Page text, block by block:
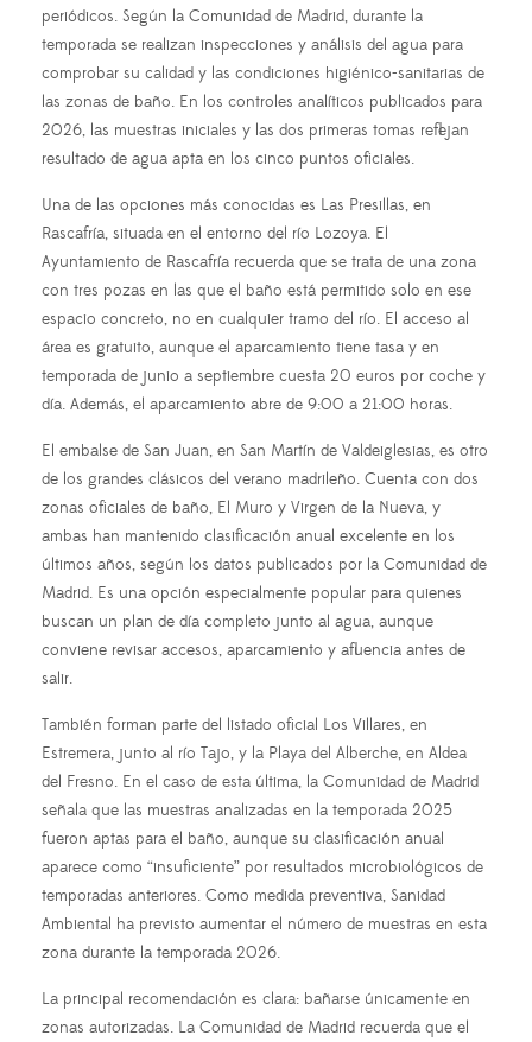
periódicos. Según la Comunidad de Madrid, durante la
temporada se realizan inspecciones y análisis del agua para
comprobar su calidad y las condiciones higiénico-sanitarias de
las zonas de baño. En los controles analíticos publicados para
2026, las muestras iniciales y las dos primeras tomas reflejan
resultado de agua apta en los cinco puntos oficiales.
Una de las opciones más conocidas es Las Presillas, en
Rascafría, situada en el entorno del río Lozoya. El
Ayuntamiento de Rascafría recuerda que se trata de una zona
con tres pozas en las que el baño está permitido solo en ese
espacio concreto, no en cualquier tramo del río. El acceso al
área es gratuito, aunque el aparcamiento tiene tasa y en
temporada de junio a septiembre cuesta 20 euros por coche y
día. Además, el aparcamiento abre de 9:00 a 21:00 horas.
El embalse de San Juan, en San Martín de Valdeiglesias, es otro
de los grandes clásicos del verano madrileño. Cuenta con dos
zonas oficiales de baño, El Muro y Virgen de la Nueva, y
ambas han mantenido clasificación anual excelente en los
últimos años, según los datos publicados por la Comunidad de
Madrid. Es una opción especialmente popular para quienes
buscan un plan de día completo junto al agua, aunque
conviene revisar accesos, aparcamiento y afluencia antes de
salir.
También forman parte del listado oficial Los Villares, en
Estremera, junto al río Tajo, y la Playa del Alberche, en Aldea
del Fresno. En el caso de esta última, la Comunidad de Madrid
señala que las muestras analizadas en la temporada 2025
fueron aptas para el baño, aunque su clasificación anual
aparece como “insuficiente” por resultados microbiológicos de
temporadas anteriores. Como medida preventiva, Sanidad
Ambiental ha previsto aumentar el número de muestras en esta
zona durante la temporada 2026.
La principal recomendación es clara: bañarse únicamente en
zonas autorizadas. La Comunidad de Madrid recuerda que el